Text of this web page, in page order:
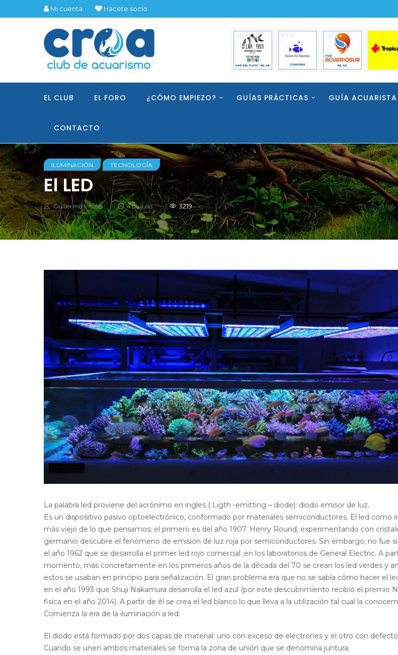
Mi cuenta Hacete socio
EL CLUB EL FORO ¿CÓMO EMPIEZO? GUÍAS PRÁCTICAS GUÍA ACUARISTA
CONTACTO
ILUMINACIÓN TECNOLOGÍA
El LED
Autor
Guillermo Vitullo
Posted
on
4 de julio 3219
La palabra led proviene del acrónimo en ingles ( Ligth -emitting – diode): diodo emisor de luz.
Es un dispositivo pasivo optoelectrónico, conformado por materiales semiconductores. El led como
más viejo de lo que pensamos: el primero es del año 1907. Henry Round, experimentando con
germanio descubre el fenómeno de emisión de luz roja por semiconductores. Sin embargo, no fue
el año 1962 que se desarrolla el primer led rojo comercial ,en los laboratorios de General Electric. A
momento, más concretamente en los primeros años de la década del 70 se crean los led verdes y
estos se usaban en principio para señalización. El gran problema era que no se sabía cómo hacer el
en el año 1993 que Shuji Nakamura desarrolla el led azul (por este descubrimiento recibió el premio
fisica en el año 2014). A partir de él se crea el led blanco lo que lleva a la utilización tal cual la
Comienza la era de la iluminación a led.
El diodo está formado por dos capas de material: uno con exceso de electrones y el otro con
Cuando se unen ambos materiales se forma la zona de unión que se denomina juntura.